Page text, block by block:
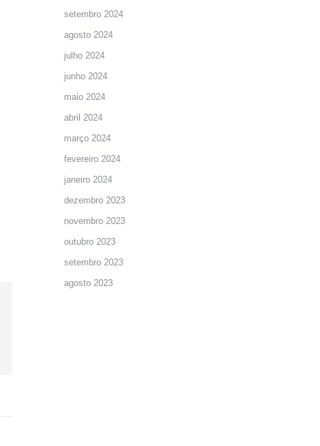
setembro 2024
agosto 2024
julho 2024
junho 2024
maio 2024
abril 2024
março 2024
fevereiro 2024
janeiro 2024
dezembro 2023
novembro 2023
outubro 2023
setembro 2023
agosto 2023